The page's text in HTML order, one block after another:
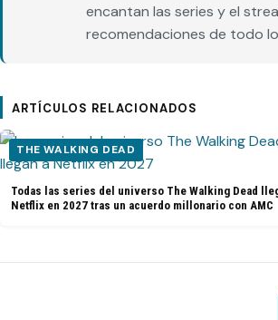
encantan las series y el
recomendaciones de todo
ARTÍCULOS RELACIONADOS
THE WALKING DEAD
Todas las series del universo The Walking Dead
Netflix en 2027 tras un acuerdo millonario con AMC